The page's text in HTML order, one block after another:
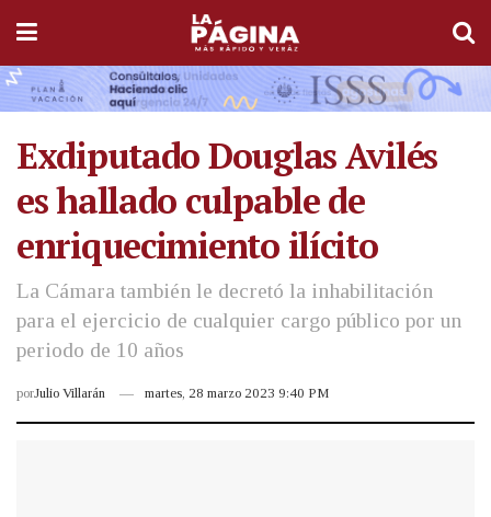
Exdiputado Douglas Avilés
es hallado culpable de
enriquecimiento ilícito
La Cámara también le decretó la inhabilitación
para el ejercicio de cualquier cargo público por un
periodo de 10 años
porJulio Villarán martes, 28 marzo 2023 9:40 PM